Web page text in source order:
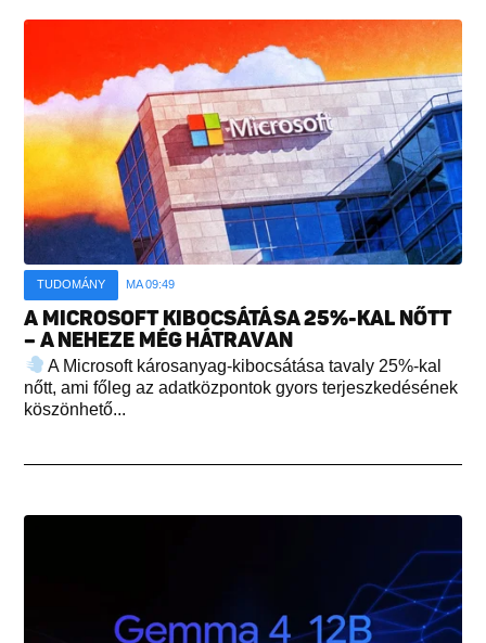
TUDOMÁNY MA 09:49
A MICROSOFT KIBOCSÁTÁSA 25%-KAL NŐTT
– A NEHEZE MÉG HÁTRAVAN
A Microsoft károsanyag-kibocsátása tavaly 25%-kal
nőtt, ami főleg az adatközpontok gyors terjeszkedésének
köszönhető...